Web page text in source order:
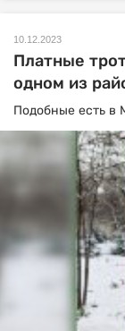
10.12.2023
Платные
одном из
Подобные есть в